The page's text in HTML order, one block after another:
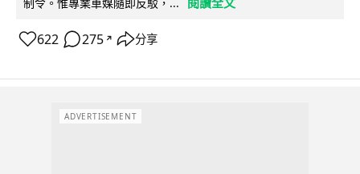
制令。惟專業車媒隨即反駁，...
622 275 ↗ 分享
ADVERTISEMENT